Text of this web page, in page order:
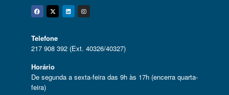
Facebook
Twitter
Linkedin
Instagram
Telefone
217 908 392 (Ext. 40326/40327)
Horário
De segunda a sexta-feira das 9h às 17h (encerra quarta-
feira)